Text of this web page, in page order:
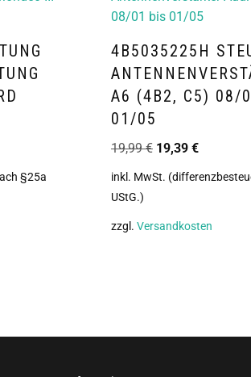
§25a
4B5035225H
A6 (4B2, C5) 08/
01/05
19,99€ 19,39 €
inkl. MwSt.
UStG.)
zzgl. Versandkosten